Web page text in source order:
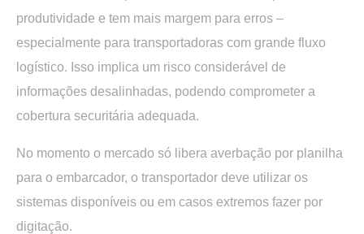
produtividade e tem mais margem para erros –
especialmente para transportadoras com grande fluxo
logístico. Isso implica um risco considerável de
informações desalinhadas, podendo comprometer a
cobertura securitária adequada.
No momento o mercado só libera averbação por planilha
para o embarcador, o transportador deve utilizar os
sistemas disponíveis ou em casos extremos fazer por
digitação.